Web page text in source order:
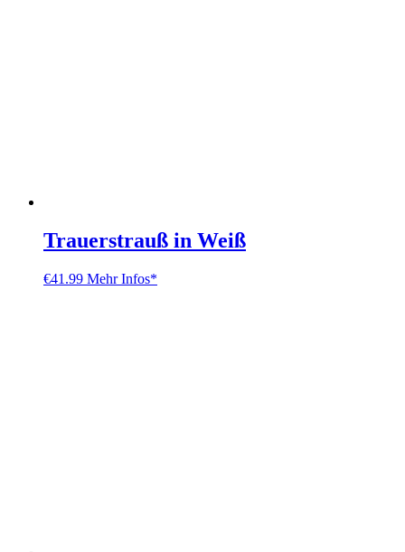
Trauerstrauß in Weiß
€41.99 Mehr Infos*